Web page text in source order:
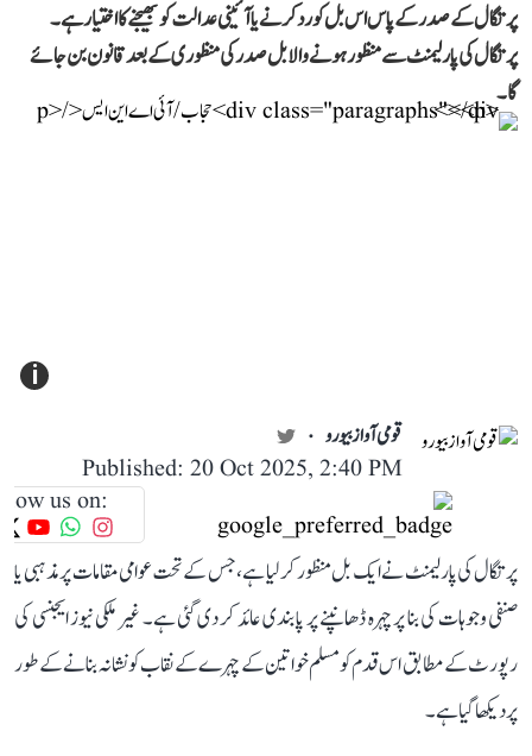
پرتگال کے صدر کے پاس اس بل کو رد کرنے یا آئینی عدالت کو بھیجنے کا اختیار ہے۔
پرتگال کی پارلیمنٹ سے منظور ہونے والا بل صدر کی منظوری کے بعد قانون بن جائے
گا۔
i
قومی آواز بیورو
Published: 20 Oct 2025, 2:40 PM
us on:
پرتگال کی پارلیمنٹ نے ایک بل منظور کر لیا ہے، جس کے تحت عوامی مقامات پر مذہبی یا
صنفی وجوہات کی بنا پر چہرہ ڈھانپنے پر پابندی عائد کر دی گئی ہے۔ غیر ملکی نیوز ایجنسی کی
رپورٹ کے مطابق اس قدم کو مسلم خواتین کے چہرے کے نقاب کو نشانہ بنانے کے طور
پر دیکھا گیا ہے۔